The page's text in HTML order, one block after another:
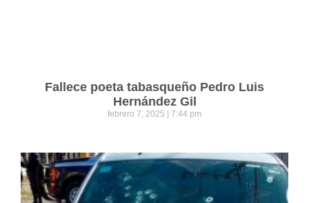
Fallece poeta tabasqueño Pedro Luis
Hernández Gil
febrero 7, 2025 7:44 pm